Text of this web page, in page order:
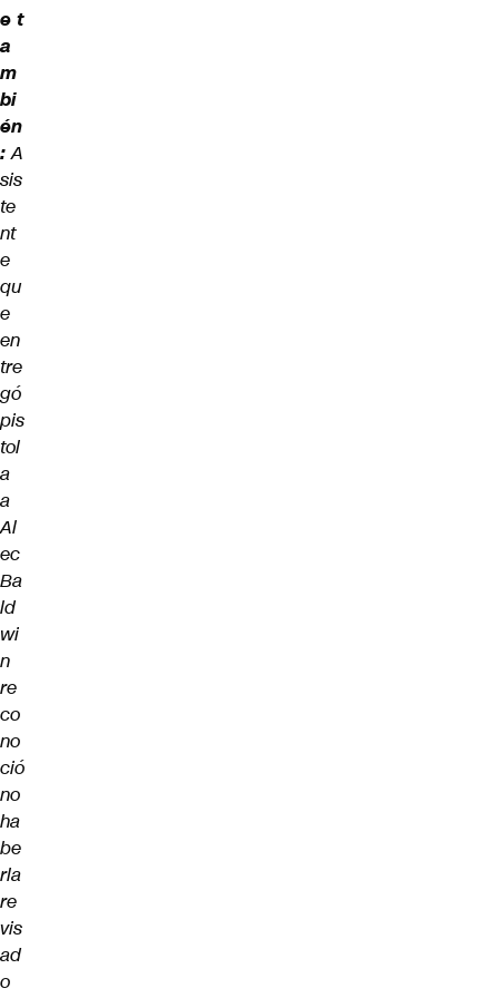
e t
a
m
bi
én
:A
sis
te
nt
e
qu
e
en
tre
gó
pis
tol
a
a
Al
ec
Ba
ld
wi
n
re
co
no
ció
no
ha
be
rla
re
vis
ad
o